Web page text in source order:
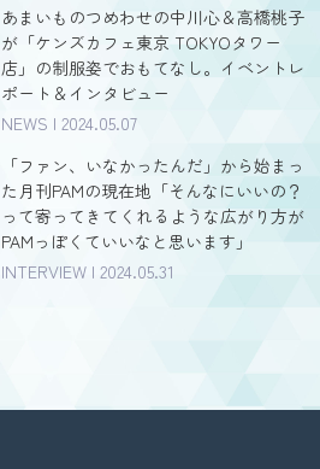
あまいものつめわせの中川心＆高橋桃子
が「ケンズカフェ東京 TOKYOタワー
店」の制服姿でおもてなし。イベントレ
ポート＆インタビュー
NEWS | 2024.05.07
「ファン、いなかったんだ」から始まっ
た月刊PAMの現在地「そんなにいいの？
って寄ってきてくれるような広がり方が
PAMっぽくていいなと思います」
INTERVIEW | 2024.05.31